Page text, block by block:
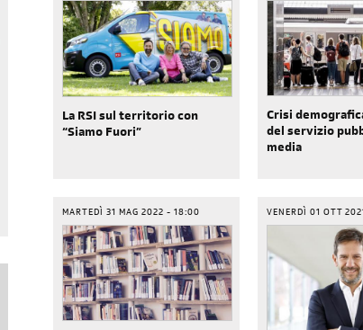
La RSI sul territorio con
“Siamo Fuori”
Crisi
del servizio
media
MARTEDÌ 31 MAG 2022 - 18:00 VENERDÌ 01 OTT